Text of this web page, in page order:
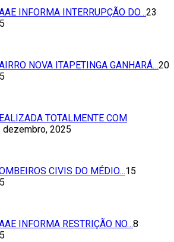
INFORMA INTERRUPÇÃO DO…23
NOVA ITAPETINGA GANHARÁ…20
TOTALMENTE COM
dezembro, 2025
CIVIS DO MÉDIO…15
INFORMA RESTRIÇÃO NO…8